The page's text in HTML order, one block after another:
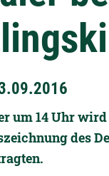
um 14 Uhr
des